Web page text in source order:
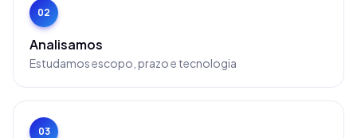
02
Analisamos
Estudamos escopo, prazo e tecnologia
03